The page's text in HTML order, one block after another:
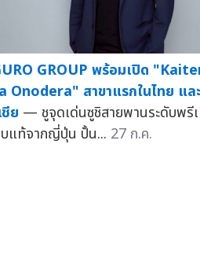
GROUP พร้อมเปิด
Onodera" สาขาแรกในไทย แ
ชีย — ชูจุดเด่นซูชิสายพานระดับพรี
แท้จากญี่ปุ่น ปั้น... 27 ก.ค.